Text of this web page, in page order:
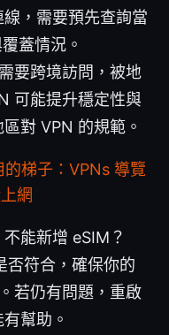
，需要預先查詢當
蓋情況。
要跨境訪問，被地
可能提升穩定性與
對 VPN 的規範。
的梯子：VPNs 導覽
網
能新增 eSIM？
否符合，確保你的
若仍有問題，重啟
幫助。